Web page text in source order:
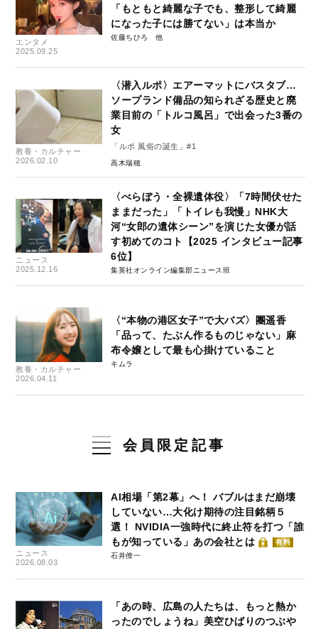
エンタメ
2025.09.25
「もともと綺麗な子でも、整形して綺麗
になった子には勝てない」は本当か
佐藤ちひろ
教養・カルチャー
2026.02.10
〈潜入ルポ〉エアーマットにバスタブ…
ソープランド備品の知られざる歴史と廃
業目前の「トルコ風呂」で出会った3番の
女
「ルポ 風俗の誕生」#1
高木瑞穂
ニュース
2025.12.16
〈べらぼう・全裸遺体役〉「7時間伏せた
ままだった」「トイレも我慢」NHK大
河“女郎の遺体シーン”を演じた女優が話
す初めてのコト【2025 インタビュー記事
6位】
集英社オンライン編集部ニュース班
教養・カルチャー
2026.04.11
〈“本物の港区女子”で大バズ〉團遥香
「品って、たぶん作るものじゃない」麻
布令嬢として最も心掛けていること
キムラ
会員限定記事
ニュース
2026.08.03
AI相場「第2幕」へ！ バブルはまだ崩壊
していない…大化け期待の注目銘柄５
選！ NVIDIA一強時代に終止符を打つ「誰
もが知っている」あの会社とは
有料
石井僚一
「あの時、広島の人たちは、もっと熱か
ったのでしょうね」美空ひばりのつぶや